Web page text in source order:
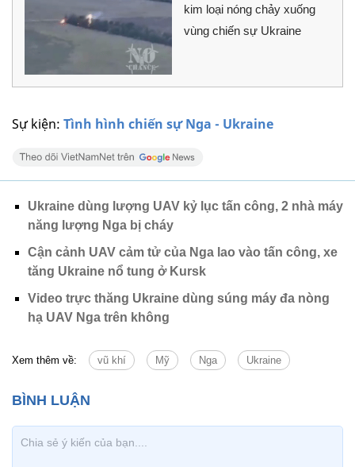
Sự kiện: Tình hình chiến sự Nga - Ukraine
kim loại nóng chảy xuống
vùng chiến sự Ukraine
Ukraine dùng lượng UAV kỷ lục tấn công, 2 nhà máy
năng lượng Nga bị cháy
Cận cảnh UAV cảm tử của Nga lao vào tấn công, xe
tăng Ukraine nổ tung ở Kursk
Video trực thăng Ukraine dùng súng máy đa nòng
hạ UAV Nga trên không
Xem thêm về: vũ khí Mỹ Nga Ukraine